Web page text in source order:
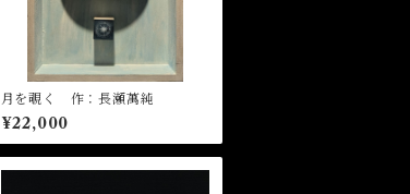
月を覗く 作：長瀬萬純
¥22,000